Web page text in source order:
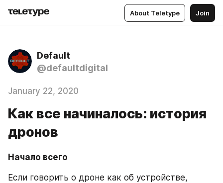
About Teletype Join
Default
@defaultdigital
January 22, 2020
Как все начиналось: история
дронов
Начало всего
Если говорить о дроне как об устройстве,